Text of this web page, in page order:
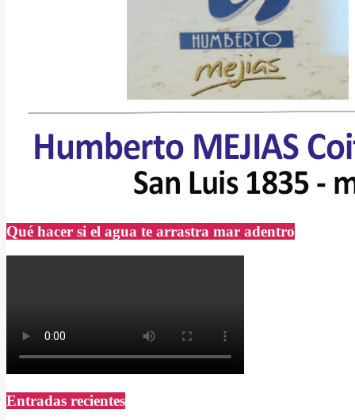
Qué hacer si el agua te arrastra mar adentro
Entradas recientes